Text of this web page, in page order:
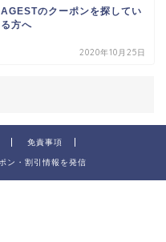
AGESTのクーポンを探してい
る方へ
2020年10月25日
免責事項
・割引情報を発信